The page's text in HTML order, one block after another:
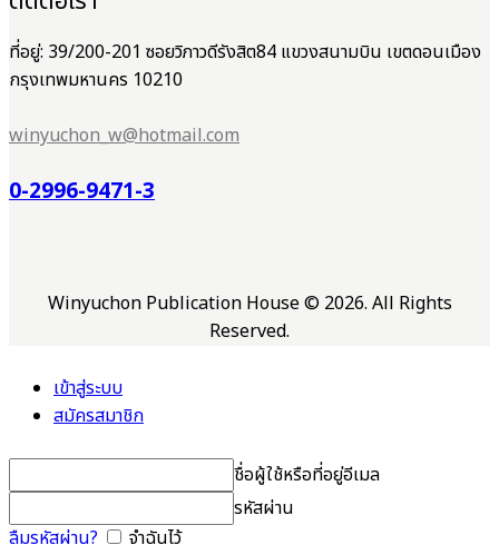
ที่อยู่: 39/200-201 ซอยวิภาวดีรังสิต84 แขวงสนามบิน เขตดอนเมือง
กรุงเทพมหานคร 10210
winyuchon_w@hotmail.com
0-2996-9471-3
Winyuchon Publication House © 2026. All Rights
Reserved.
เข้าสู่ระบบ
สมัครสมาชิก
ชื่อผู้ใช้หรือที่อยู่อีเมล
รหัสผ่าน
ลืมรหัสผ่าน?
จำฉันไว้